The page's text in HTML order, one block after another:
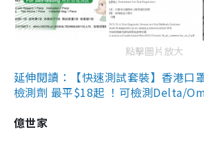
點擊圖片放大
延伸閱讀：【快速測試套裝】香港口
檢測劑 最平$18起 ！可檢測Delta/
億世家